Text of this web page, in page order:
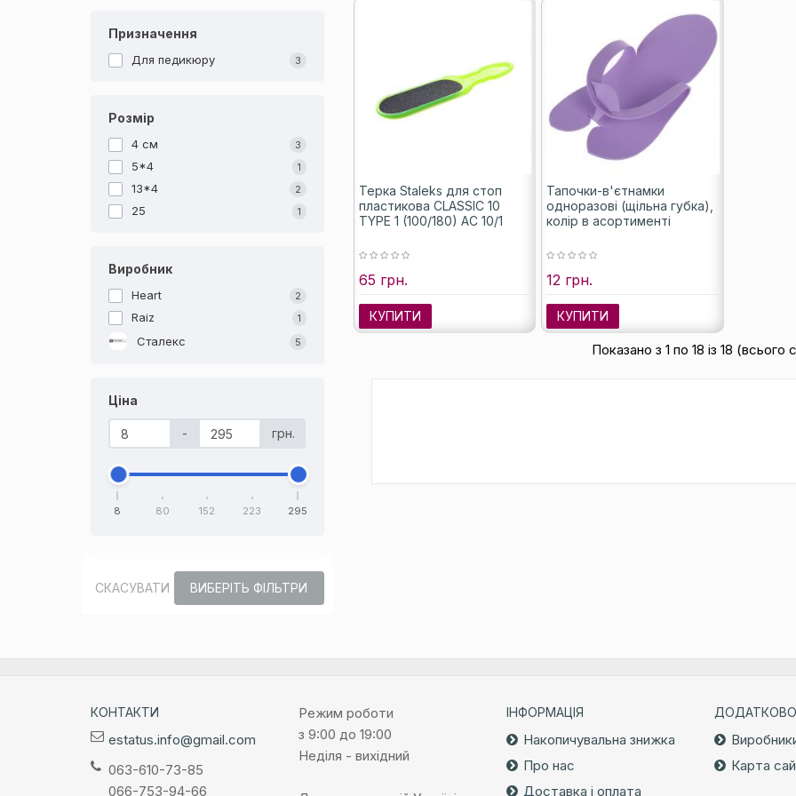
Призначення
Для педикюру 3
Розмір
4 см 3
5*4 1
13*4 2
25 1
Виробник
Heart 2
Raiz 1
Сталекс 5
Ціна
- грн.
8 80 152 223 295
СКАСУВАТИ ВИБЕРІТЬ ФІЛЬТРИ
Терка Staleks для стоп
пластикова CLASSIC 10
TYPE 1 (100/180) AC 10/1
65 грн.
КУПИТИ
Тапочки-в'єтнамки
одноразові (щільна губка),
колір в асортименті
12 грн.
КУПИТИ
Показано з 1 по 18 із 18 (всього
КОНТАКТИ
estatus.info@gmail.com
063-610-73-85
066-753-94-66
Режим роботи
з 9:00 до 19:00
Неділя - вихідний
ІНФОРМАЦІЯ
Накопичувальна знижка
Про нас
Доставка і оплата
ДОДАТКОВО
Карта